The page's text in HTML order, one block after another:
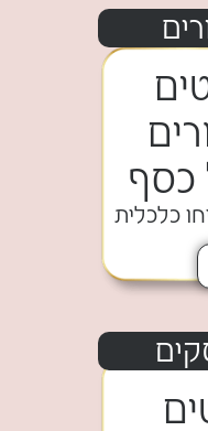
כסף
כלכלית